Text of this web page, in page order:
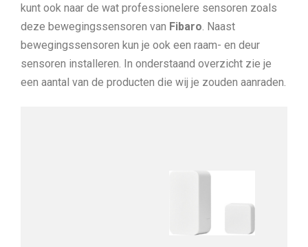
kunt ook naar de wat professionelere sensoren zoals
deze bewegingssensoren van Fibaro . Naast
bewegingssensoren kun je ook een raam- en deur
sensoren installeren. In onderstaand overzicht zie je
een aantal van de producten die wij je zouden aanraden.